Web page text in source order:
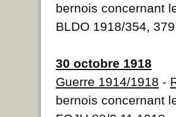
bernois concernant
BLDO 1918/354,
30 octobre 1918
Guerre 1914/1918 -
bernois concernant